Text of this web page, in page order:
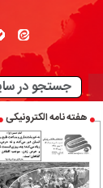
هفته نامه الکترونیکی